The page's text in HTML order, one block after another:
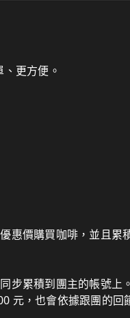
更方便。
惠價購買咖啡，並且累
步累積到團主的帳號上。
元，也會依據跟團的回